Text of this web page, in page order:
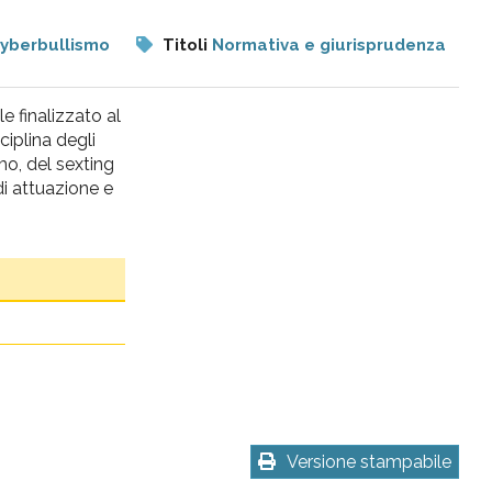
Titoli Normativa e giurisprudenza
finalizzato al
degli
del sexting
attuazione e
Versione stampabile